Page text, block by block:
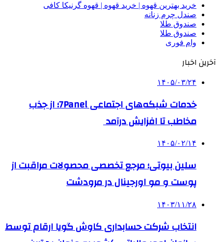
خرید بهترین قهوه | خرید قهوه | قهوه گرنیکا کافی
صندل چرم زنانه
صندوق طلا
صندوق طلا
وام فوری
آخرین اخبار
۱۴۰۵/۰۳/۲۴
خدمات شبکه‌های اجتماعی 7Panel؛ از جذب
مخاطب تا افزایش درآمد
۱۴۰۵/۰۲/۱۴
سلین بیوتی؛ مرجع تخصصی محصولات مراقبت از
پوست و مو اورجینال در مرودشت
۱۴۰۳/۱۱/۲۸
انتخاب شرکت حسابداری کاوش گویا ارقام توسط